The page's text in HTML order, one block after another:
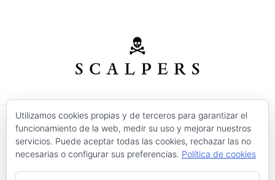
© 2026 Modas Isabel - C/ Verónica Nº 30 - CP. 30520 -
Jumilla (Murcia)
Precios válidos salvo error tipográfico o fin de
existencias.
Utilizamos cookies propias y de terceros para garantizar el
funcionamiento de la web, medir su uso y mejorar nuestros
servicios. Puede aceptar todas las cookies, rechazar las no
necesarias o configurar sus preferencias. Política de cookies